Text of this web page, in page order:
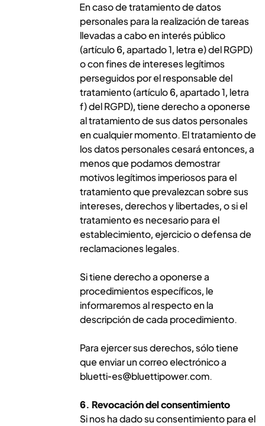
En caso de tratamiento de datos
personales para la realización de tareas
llevadas a cabo en interés público
(artículo 6, apartado 1, letra e) del RGPD)
o con fines de intereses legítimos
perseguidos por el responsable del
tratamiento (artículo 6, apartado 1, letra
f) del RGPD), tiene derecho a oponerse
al tratamiento de sus datos personales
en cualquier momento. El tratamiento de
los datos personales cesará entonces, a
menos que podamos demostrar
motivos legítimos imperiosos para el
tratamiento que prevalezcan sobre sus
intereses, derechos y libertades, o si el
tratamiento es necesario para el
establecimiento, ejercicio o defensa de
reclamaciones legales.
Si tiene derecho a oponerse a
procedimientos específicos, le
informaremos al respecto en la
descripción de cada procedimiento.
Para ejercer sus derechos, sólo tiene
que enviar un correo electrónico a
bluetti-es@bluettipower.com.
6. Revocación del consentimiento
Si nos ha dado su consentimiento para el